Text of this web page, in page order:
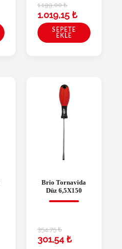
1.199,00₺
1.019,15 ₺
SEPETE
EKLE
Brio Tornavida
Düz 6,5X150
354,75₺
301,54₺